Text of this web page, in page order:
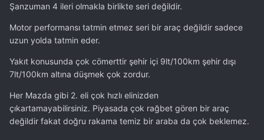
Şanzuman 4 ileri olmakla birlikte seri değildir.
Motor performansı tatmin etmez seri bir araç değildir sadece
uzun yolda tatmin eder.
Yakıt konusunda çok cömerttir şehir içi 9lt/100km şehir dışı
7lt/100km altına düşmek çok zordur.
Her Mazda gibi 2. eli çok hızlı elinizden
çıkartamayabilirsiniz. Piyasada çok rağbet gören bir araç
değildir fakat doğru rakama temiz bir araba da çok beklemez.